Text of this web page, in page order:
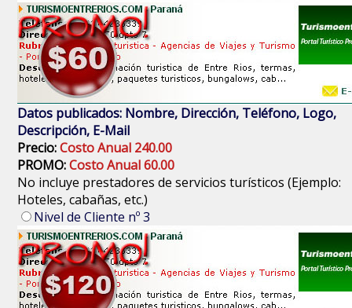
Datos publicados: Nombre, Dirección, Teléfono, Logo,
Descripción, E-Mail
Precio:Costo Anual 240.00
PROMO:Costo Anual 60.00
No incluye prestadores de servicios turísticos (Ejemplo:
Hoteles, cabañas, etc.)
Nivel de Cliente nº 3